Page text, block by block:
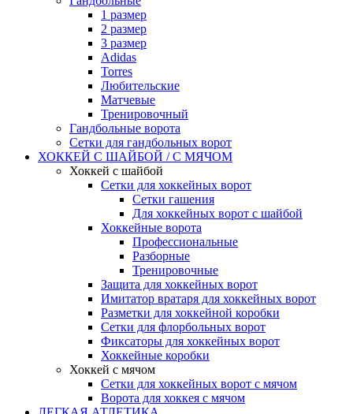
1 размер
2 размер
3 размер
Adidas
Torres
Любительские
Матчевые
Тренировочный
Гандбольные ворота
Сетки для гандбольных ворот
ХОККЕЙ С ШАЙБОЙ / С МЯЧОМ
Хоккей с шайбой
Сетки для хоккейных ворот
Сетки гашения
Для хоккейных ворот с шайбой
Хоккейные ворота
Профессиональные
Разборные
Тренировочные
Защита для хоккейных ворот
Имитатор вратаря для хоккейных ворот
Разметки для хоккейной коробки
Сетки для флорбольных ворот
Фиксаторы для хоккейных ворот
Хоккейные коробки
Хоккей с мячом
Сетки для хоккейных ворот с мячом
Ворота для хоккея с мячом